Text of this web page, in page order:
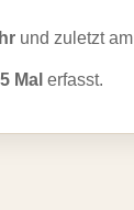
und zuletzt am
Mal erfasst.